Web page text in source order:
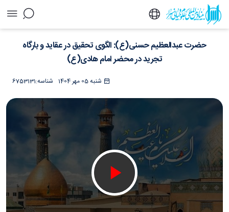
حضرت عبدالعظیم حسنی(ع): الگوی تحقیق در
عقاید و بارگاه تجرید در محضر امام هادی(ع) -
حضرت عبدالعظیم حسنی(ع): الگوی تحقیق در عقاید و بارگاه
تجرید در محضر امام هادی(ع)
شنبه 05 مهر 1404 6753131شناسه: